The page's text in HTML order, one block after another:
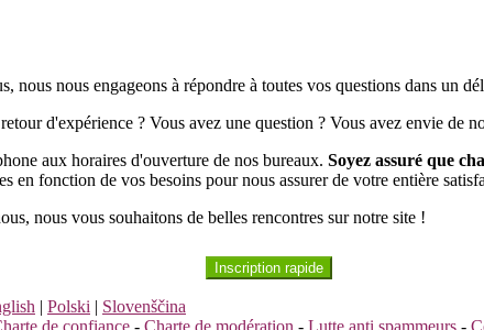
nous nous engageons à répondre à toutes vos questions dans un
d'expérience ? Vous avez une question ? Vous avez envie de
aux horaires d'ouverture de nos bureaux. Soyez assuré que
en fonction de vos besoins pour nous assurer de votre entière
nous vous souhaitons de belles rencontres sur notre site !
Inscription rapide
| Polski | Slovenščina
de confiance - Charte de modération - Lutte anti spammeurs -